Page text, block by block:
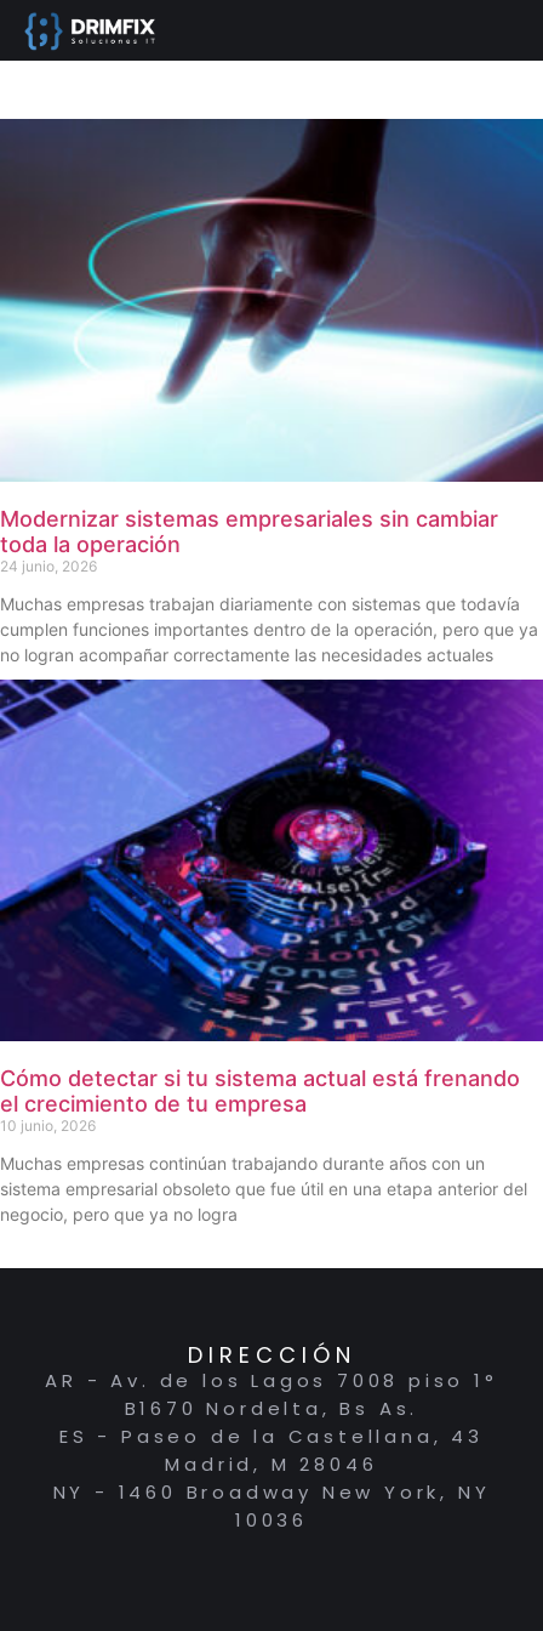
Modernizar sistemas empresariales sin cambiar
toda la operación
24 junio, 2026
Muchas empresas trabajan diariamente con sistemas que todavía
cumplen funciones importantes dentro de la operación, pero que ya
no logran acompañar correctamente las necesidades actuales
Cómo detectar si tu sistema actual está frenando
el crecimiento de tu empresa
10 junio, 2026
Muchas empresas continúan trabajando durante años con un
sistema empresarial obsoleto que fue útil en una etapa anterior del
negocio, pero que ya no logra
DIRECCIÓN
AR - Av. de los Lagos 7008 piso 1°
B1670 Nordelta, Bs As.
ES - Paseo de la Castellana, 43
Madrid, M 28046
NY - 1460 Broadway New York, NY
10036